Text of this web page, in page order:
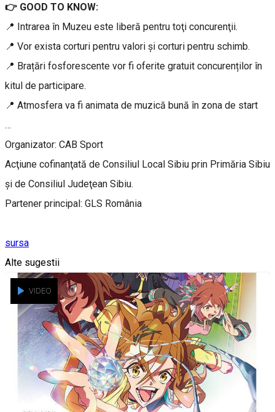
👉 GOOD TO KNOW:
📍 Intrarea în Muzeu este liberă pentru toţi concurenţii.
📍 Vor exista corturi pentru valori și corturi pentru schimb.
📍 Brațări fosforescente vor fi oferite gratuit concurenților în
kitul de participare.
📍 Atmosfera va fi animata de muzică bună în zona de start
…
Organizator: CAB Sport
Acţiune cofinanţată de Consiliul Local Sibiu prin Primăria Sibiu
şi de Consiliul Judeţean Sibiu.
Partener principal: GLS România
sursa
Alte sugestii
VIDEO